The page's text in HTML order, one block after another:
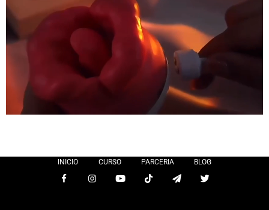
INICIO CURSO PARCERIA BLOG